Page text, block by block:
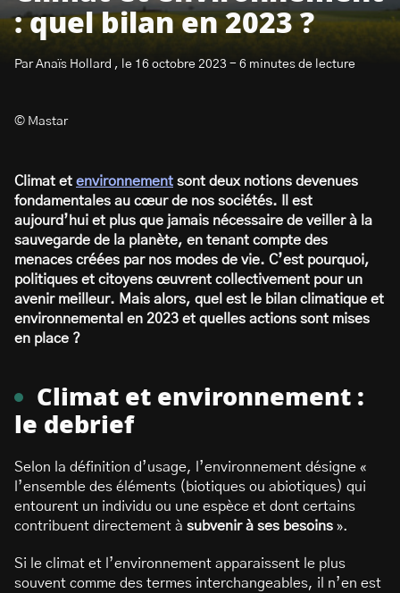
: quel bilan en 2023 ?
Par Anaïs Hollard , le 16 octobre 2023 - 6 minutes de lecture
© Mastar
Climat et environnement sont deux notions devenues
fondamentales au cœur de nos sociétés. Il est
aujourd’hui et plus que jamais nécessaire de veiller à la
sauvegarde de la planète, en tenant compte des
menaces créées par nos modes de vie. C’est pourquoi,
politiques et citoyens œuvrent collectivement pour un
avenir meilleur. Mais alors, quel est le bilan climatique et
environnemental en 2023 et quelles actions sont mises
en place ?
Climat et environnement :
le debrief
Selon la définition d’usage, l’environnement désigne «
l’ensemble des éléments (biotiques ou abiotiques) qui
entourent un individu ou une espèce et dont certains
contribuent directement à subvenir à ses besoins ».
Si le climat et l’environnement apparaissent le plus
souvent comme des termes interchangeables, il n’en est
S’abonner à la newsletter